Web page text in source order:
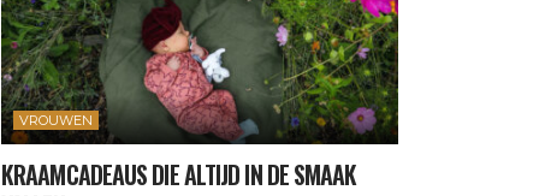
VROUWEN
KRAAMCADEAUS DIE ALTIJD IN DE SMAAK